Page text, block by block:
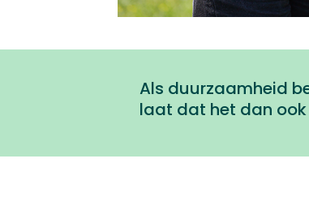
Als duurzaamheid
laat dat het dan ook